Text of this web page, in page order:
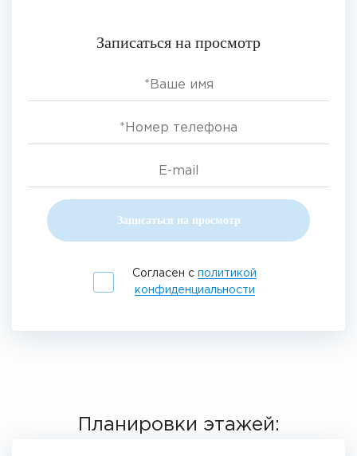
Записаться на просмотр
Записаться на просмотр
Согласен с политикой
конфиденциальности
Планировки этажей: